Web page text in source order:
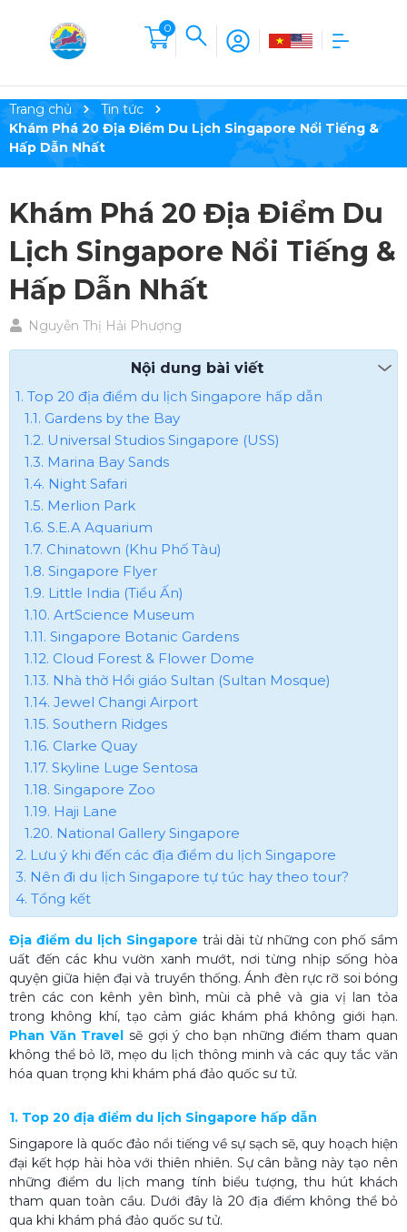
0
Trang chủ
Tin tức
Khám Phá 20 Địa Điểm Du Lịch Singapore Nổi Tiếng &
Hấp Dẫn Nhất
Khám Phá 20 Địa Điểm Du
Lịch Singapore Nổi Tiếng &
Hấp Dẫn Nhất
Nguyễn Thị Hải Phượng
Nội dung bài viết
1. Top 20 địa điểm du lịch Singapore​ hấp dẫn
1.1. Gardens by the Bay
1.2. Universal Studios Singapore (USS)
1.3. Marina Bay Sands
1.4. Night Safari
1.5. Merlion Park
1.6. S.E.A Aquarium
1.7. Chinatown (Khu Phố Tàu)
1.8. Singapore Flyer
1.9. Little India (Tiểu Ấn)
1.10. ArtScience Museum
1.11. Singapore Botanic Gardens
1.12. Cloud Forest & Flower Dome
1.13. Nhà thờ Hồi giáo Sultan (Sultan Mosque)
1.14. Jewel Changi Airport
1.15. Southern Ridges
1.16. Clarke Quay
1.17. Skyline Luge Sentosa
1.18. Singapore Zoo
1.19. Haji Lane
1.20. National Gallery Singapore
2. Lưu ý khi đến các địa điểm du lịch Singapore​
3. Nên đi du lịch Singapore​ tự túc hay theo tour?
4. Tổng kết
Địa điểm du lịch Singapore trải dài từ những con phố sầm
uất đến các khu vườn xanh mướt, nơi từng nhịp sống hòa
quyện giữa hiện đại và truyền thống. Ánh đèn rực rỡ soi bóng
trên các con kênh yên bình, mùi cà phê và gia vị lan tỏa
trong không khí, tạo cảm giác khám phá không giới hạn.
Phan Văn Travel sẽ gợi ý cho bạn những điểm tham quan
không thể bỏ lỡ, mẹo du lịch thông minh và các quy tắc văn
hóa quan trọng khi khám phá đảo quốc sư tử.
1. Top 20 địa điểm du lịch Singapore​ hấp dẫn
Singapore là quốc đảo nổi tiếng về sự sạch sẽ, quy hoạch hiện
đại kết hợp hài hòa với thiên nhiên. Sự cân bằng này tạo nên
những điểm du lịch mang tính biểu tượng, thu hút khách
tham quan toàn cầu. Dưới đây là 20 địa điểm không thể bỏ
qua khi khám phá đảo quốc sư tử.